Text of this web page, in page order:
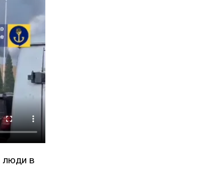
люди в